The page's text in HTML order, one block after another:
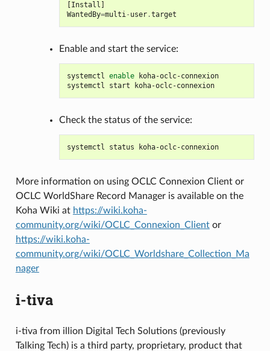
[Install ]
WantedBy=multi- user.target
Enable and start the service:
systemctl enable
koha-oclc-connexion
systemctl
start koha-oclc-connexion
Check the status of the service:
systemctl status koha-oclc-connexion
More information on using OCLC Connexion Client or
OCLC WorldShare Record Manager is available on the
Koha Wiki at https://wiki.koha-
community.org/wiki/OCLC_Connexion_Clientor
https://wiki.koha-
community.org/wiki/OCLC_Worldshare_Collection_Ma
nager
i-tiva
i-tiva from illion Digital Tech Solutions (previously
Talking Tech) is a third party, proprietary, product that